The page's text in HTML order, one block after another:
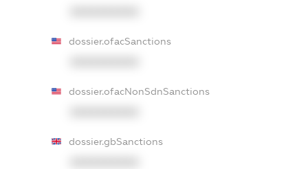
dossier.ofacSanctions
dossier.ofacNonSdnSanctions
dossier.gbSanctions